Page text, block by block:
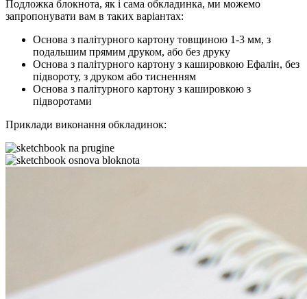
Подложка блокнота, як і сама обкладинка, ми можемо
запропонувати вам в таких варіантах:
Основа з палітурного картону товщиною 1-3 мм, з
подальшим прямим друком, або без друку
Основа з палітурного картону з кашировкою Ефалін, без
підвороту, з друком або тисненням
Основа з палітурного картону з кашировкою з
підворотами
Приклади виконання обкладинок: